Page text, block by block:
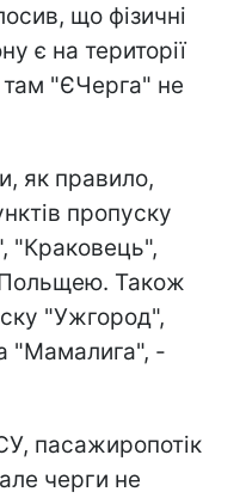
що фізичні
є на території
там "ЄЧерга" не
як правило,
пропуску
"Краковець",
Польщею. Також
"Ужгород",
"Мамалига", -
пасажиропотік
черги не